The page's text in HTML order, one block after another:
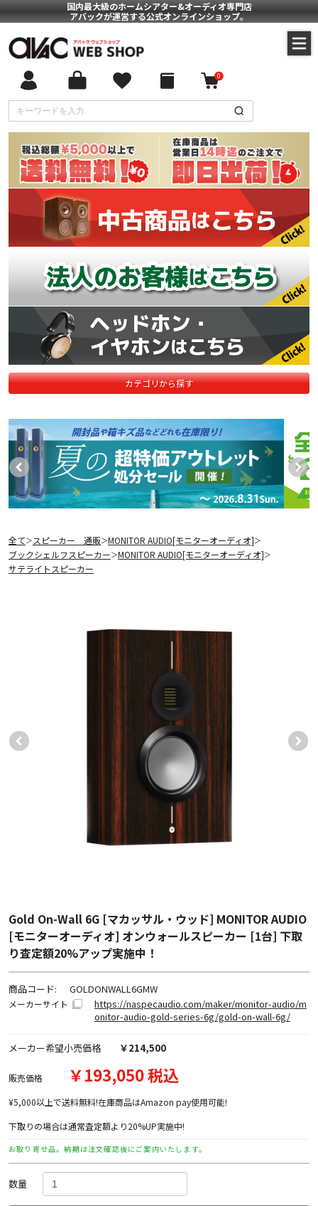
国内最大級のホームシアター&オーディオ専門店
アバックが運営する公式オンラインショップ。
0
カテゴリから探す
全て＞ スピーカー 通販＞MONITOR AUDIO[モニターオーディオ]＞
ブックシェルフスピーカー＞MONITOR AUDIO[モニターオーディオ]＞
サテライトスピーカー
Gold On-Wall 6G [マカッサル・ウッド] MONITOR AUDIO
[モニターオーディオ] オンウォールスピーカー [1台] 下取
り査定額20%アップ実施中！
商品コード: GOLDONWALL6GMW
メーカーサイト
https://naspecaudio.com/maker/monitor-audio/m
onitor-audio-gold-series-6g/gold-on-wall-6g/
メーカー希望小売価格 ￥214,500
販売価格 ￥193,050 税込
¥5,000以上で送料無料!在庫商品はAmazon pay使用可能!
下取りの場合は通常査定額より20%UP実施中!
お取り寄せ品。納期は注文確認後にご案内いたします。
数量